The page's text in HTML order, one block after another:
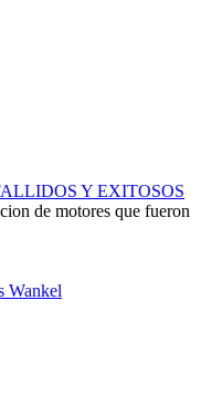
Y EXITOSOS
de motores que fueron
Wankel